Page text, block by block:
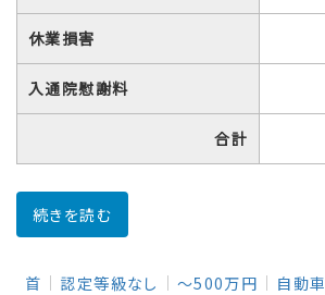
休業損害
入通院慰謝料
合計
続きを読む
首 認定等級なし ～500万円 自動車